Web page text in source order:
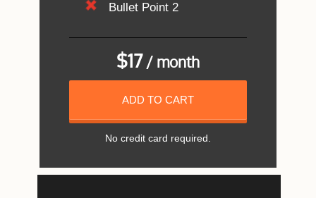
Bullet Point 2
$17/ month
ADD TO CART
No credit card required.